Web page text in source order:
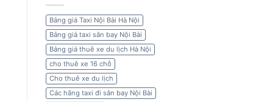
Bảng giá Taxi Nội Bài Hà Nội
Bảng giá taxi sân bay Nội Bài
Bảng giá thuê xe du lịch Hà Nội
cho thuê xe 16 chỗ
Cho thuê xe du lịch
Các hãng taxi đi sân bay Nội Bài